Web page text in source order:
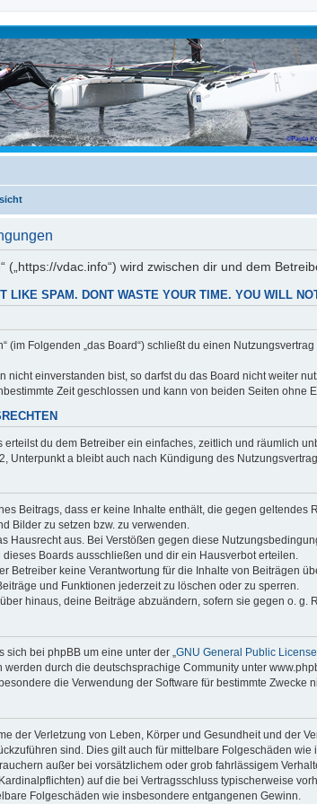
(„https://vdac.info“) wird zwischen dir und dem
LIKE SPAM. DONT WASTE YOUR TIME. YOU WILL
(im Folgenden „das Board“) schließt du einen
nicht einverstanden bist, so darfst du das Board nicht weiter
Zeit geschlossen und kann von beiden Seiten ohne
erteilst du dem Betreiber ein einfaches, zeitlich und räumlich
Unterpunkt a bleibt auch nach Kündigung des
Beitrags, dass er keine Inhalte enthält, die gegen
Bilder zu setzen bzw. zu verwenden.
Hausrecht aus. Bei Verstößen gegen diese
Boards ausschließen und dir ein Hausverbot erteilen.
Betreiber keine Verantwortung für die Inhalte von Beiträgen
und Funktionen jederzeit zu löschen oder zu sperren.
hinaus, deine Beiträge abzuändern, sofern sie gegen o.
sich bei phpBB um eine unter der „GNU General Public
durch die deutschsprachige Community unter
die Verwendung der Software für bestimmte Zwecke
der Verletzung von Leben, Körper und Gesundheit und der
sind. Dies gilt auch für mittelbare Folgeschäden
außer bei vorsätzlichem oder grob fahrlässigem
auf die bei Vertragsschluss typischerweise
Folgeschäden wie insbesondere entgangenen Gewinn.